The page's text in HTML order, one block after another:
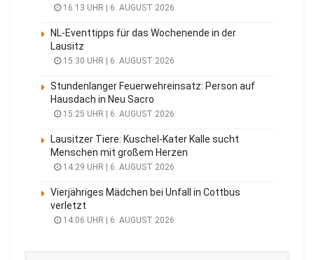
16:13 UHR | 6. AUGUST 2026
NL-Eventtipps für das Wochenende in der
Lausitz
15:30 UHR | 6. AUGUST 2026
Stundenlanger Feuerwehreinsatz: Person auf
Hausdach in Neu Sacro
15:25 UHR | 6. AUGUST 2026
Lausitzer Tiere: Kuschel-Kater Kalle sucht
Menschen mit großem Herzen
14:29 UHR | 6. AUGUST 2026
Vierjähriges Mädchen bei Unfall in Cottbus
verletzt
14:06 UHR | 6. AUGUST 2026